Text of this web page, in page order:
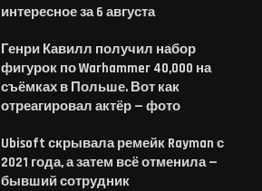
интересное за 6 августа
Генри Кавилл получил набор
фигурок по Warhammer 40,000 на
съёмках в Польше. Вот как
отреагировал актёр — фото
Ubisoft скрывала ремейк Rayman с
2021 года, а затем всё отменила —
бывший сотрудник